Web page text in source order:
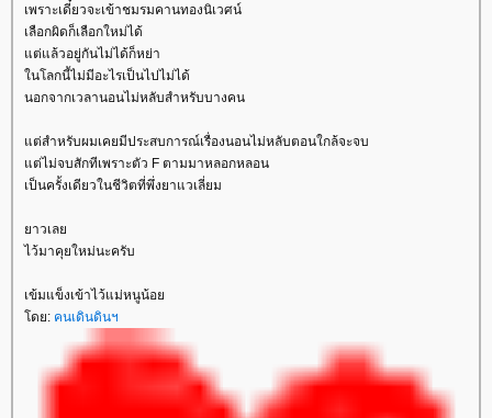
เพราะเดี๋ยวจะเข้าชมรมคานทองนิเวศน์
เลือกผิดก็เลือกใหม่ได้
ต่แล้วอยู่กันไม่ได้ก็หย่า
นโลกนี้ไม่มีอะไรเป็นไปไม่ได้
นอกจากเวลานอนไม่หลับสำหรับบางคน
ต่สำหรับผมเคยมีประสบการณ์เรื่องนอนไม่หลับตอนใกล้จะจบ
ต่ไม่จบสักทีเพราะตัว F ตามมาหลอกหลอน
เป็นครั้งเดียวในชีวิตที่พึ่งยาแวเลี่ยม
าวเล
ไว้มาคุยใหม่นะครับ
เข้มแข็งเข้าไว้แม่หนูน้อ
ดย: คนเดินดินฯ